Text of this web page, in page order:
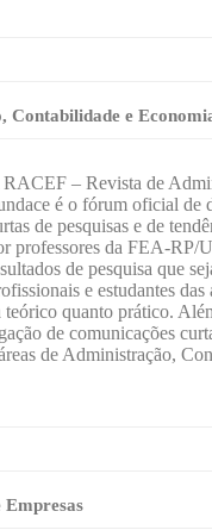
e
– Revista de
é o fórum oficial de
de pesquisas e de
professores da FEA-RP/
de pesquisa que
e estudantes
quanto prático.
de comunicações
de Administração,